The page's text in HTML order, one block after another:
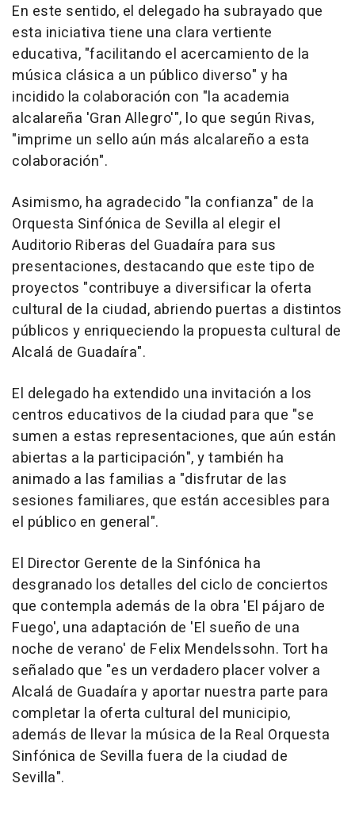
En este sentido, el delegado ha subrayado que
esta iniciativa tiene una clara vertiente
educativa, "facilitando el acercamiento de la
música clásica a un público diverso" y ha
incidido la colaboración con "la academia
alcalareña 'Gran Allegro'", lo que según Rivas,
"imprime un sello aún más alcalareño a esta
colaboración".
Asimismo, ha agradecido "la confianza" de la
Orquesta Sinfónica de Sevilla al elegir el
Auditorio Riberas del Guadaíra para sus
presentaciones, destacando que este tipo de
proyectos "contribuye a diversificar la oferta
cultural de la ciudad, abriendo puertas a distintos
públicos y enriqueciendo la propuesta cultural de
Alcalá de Guadaíra".
El delegado ha extendido una invitación a los
centros educativos de la ciudad para que "se
sumen a estas representaciones, que aún están
abiertas a la participación", y también ha
animado a las familias a "disfrutar de las
sesiones familiares, que están accesibles para
el público en general".
El Director Gerente de la Sinfónica ha
desgranado los detalles del ciclo de conciertos
que contempla además de la obra 'El pájaro de
Fuego', una adaptación de 'El sueño de una
noche de verano' de Felix Mendelssohn. Tort ha
señalado que "es un verdadero placer volver a
Alcalá de Guadaíra y aportar nuestra parte para
completar la oferta cultural del municipio,
además de llevar la música de la Real Orquesta
Sinfónica de Sevilla fuera de la ciudad de
Sevilla".